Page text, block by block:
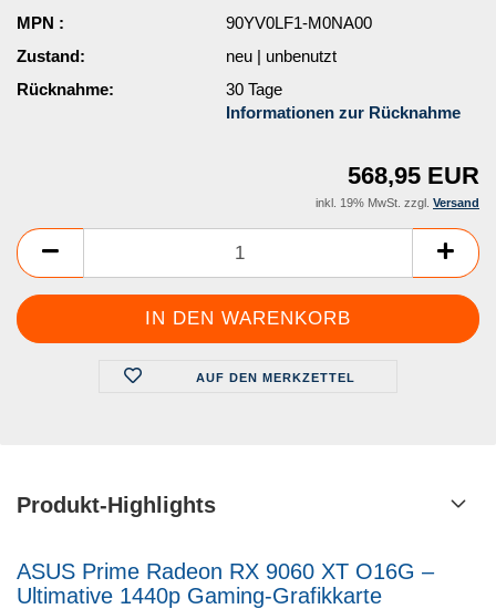
MPN :
90YV0LF1-M0NA00
Zustand:
neu | unbenutzt
Rücknahme:
30 Tage
Informationen zur Rücknahme
568,95 EUR
inkl. 19% MwSt. zzgl. Versand
AUF DEN MERKZETTEL
Produkt-Highlights
ASUS Prime Radeon RX 9060 XT O16G –
Ultimative 1440p Gaming-Grafikkarte